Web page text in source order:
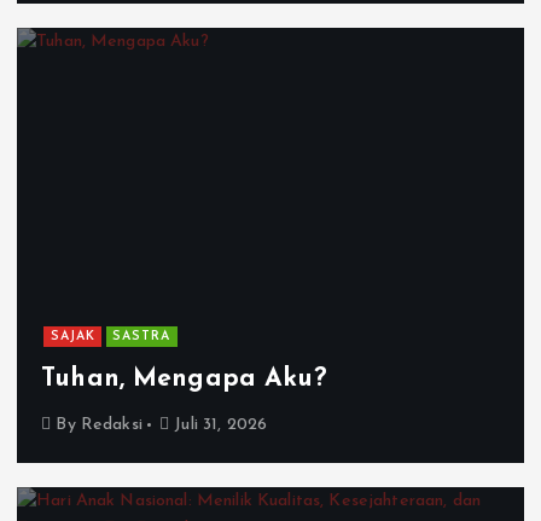
SAJAK SASTRA
Tuhan, Mengapa Aku?
By Redaksi Juli 31, 2026